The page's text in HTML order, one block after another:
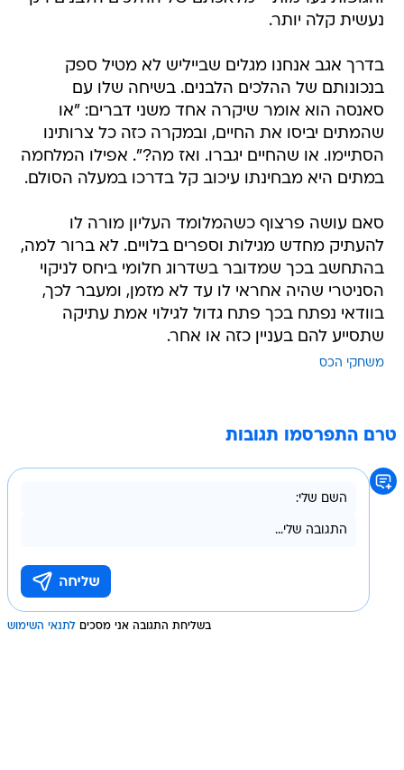
נעשית קלה יותר.
בדרך אגב אנחנו מגלים שבייליש לא מטיל ספק
בנכונותם של ההלכים הלבנים. בשיחה שלו עם
סאנסה הוא אומר שיקרה אחד משני דברים: "או
שהמתים יביסו את החיים, ובמקרה כזה כל צרותינו
הסתיימו. או שהחיים יגברו. ואז מה?". אפילו המלחמה
במתים היא מבחינתו עיכוב קל בדרכו במעלה הסולם.
סאם עושה פרצוף כשהמלומד העליון מורה לו
להעתיק מחדש מגילות וספרים בלויים. לא ברור למה,
בהתחשב בכך שמדובר בשדרוג חלומי ביחס לניקוי
הסניטרי שהיה אחראי לו עד לא מזמן, ומעבר לכך,
בוודאי נפתח בכך פתח גדול לגילוי אמת עתיקה
שתסייע להם בעניין כזה או אחר.
משחקי הכס
טרם התפרסמו תגובות
בשליחת התגובה אני מסכים לתנאי השימוש